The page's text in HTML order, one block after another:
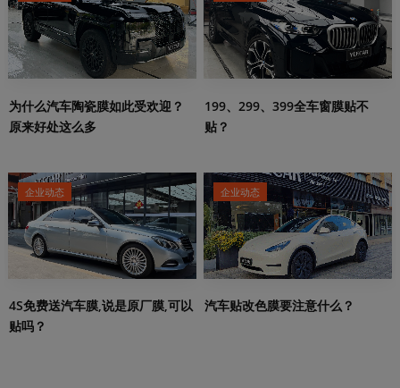
为什么汽车陶瓷膜如此受欢迎？
原来好处这么多
199、299、399全车窗膜贴不
贴？
企业动态
4S免费送汽车膜,说是原厂膜,可以
贴吗？
企业动态
汽车贴改色膜要注意什么？